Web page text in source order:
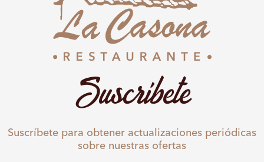
Suscríbete
Suscríbete para obtener actualizaciones periódicas
sobre nuestras ofertas